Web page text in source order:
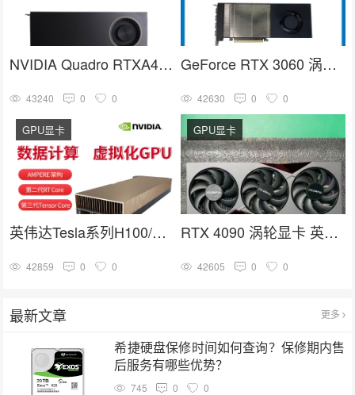
NVIDIA Quadro RTXA4000 16G GDDR6人工智能GPU专业图形显卡
43240 0 0
GeForce RTX 3060 涡轮显卡 英伟达30系列 NVIDIA GPU卡
42630 0 0
英伟达Tesla系列H100/A100/V100/A40计算加速高端GPU推理训练显卡
GPU显卡
42859 0 0
RTX 4090 涡轮显卡 英伟达4090系列 深度学习 GPU加速卡
GPU显卡
42605 0 0
最新文章 更多
希捷硬盘保修时间如何查询？保修期内售
后服务有哪些优势？
745 0 0